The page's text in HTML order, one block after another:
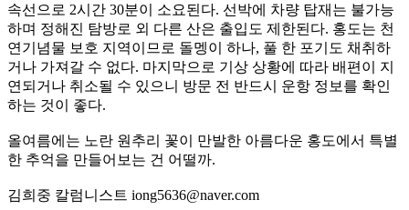
속선으로 2시간 30분이 소요된다. 선박에 차량 탑재는 불가능
하며 정해진 탐방로 외 다른 산은 출입도 제한된다. 홍도는 천
연기념물 보호 지역이므로 돌멩이 하나, 풀 한 포기도 채취하
거나 가져갈 수 없다. 마지막으로 기상 상황에 따라 배편이 지
연되거나 취소될 수 있으니 방문 전 반드시 운항 정보를 확인
하는 것이 좋다.
올여름에는 노란 원추리 꽃이 만발한 아름다운 홍도에서 특별
한 추억을 만들어보는 건 어떨까.
김희중 칼럼니스트 iong5636@naver.com